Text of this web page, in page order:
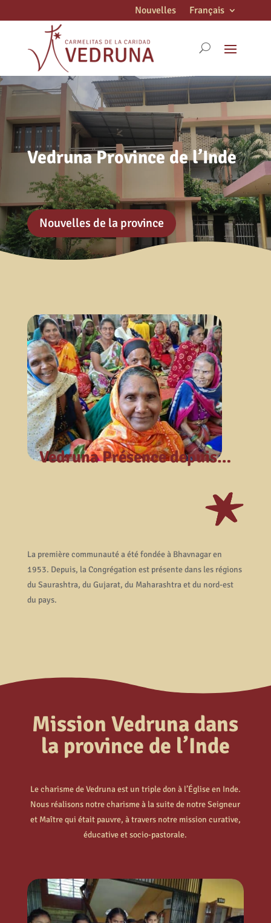
Nouvelles Français
Vedruna Province de l’Inde
Nouvelles de la province
Vedruna Présence depuis…
La première communauté a été fondée à Bhavnagar en
1953. Depuis, la Congrégation est présente dans les régions
du Saurashtra, du Gujarat, du Maharashtra et du nord-est
du pays.
Mission Vedruna dans
la province de l’Inde
Le charisme de Vedruna est un triple don à l’Église en Inde.
Nous réalisons notre charisme à la suite de notre Seigneur
et Maître qui était pauvre, à travers notre mission curative,
éducative et socio-pastorale.